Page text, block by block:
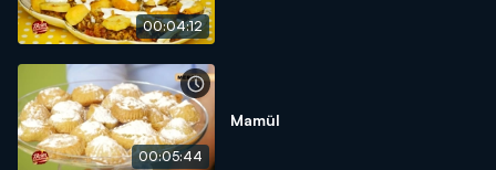
00:04:12
00:05:44
Mamül